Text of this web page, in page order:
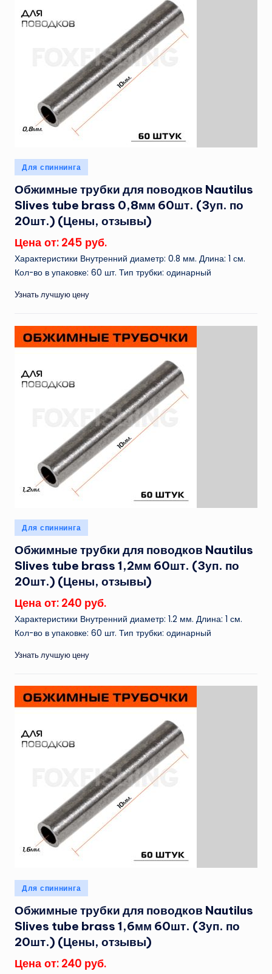
Опубликовано
в
Для спиннинга
Обжимные трубки для поводков Nautilus
Slives tube brass 0,8мм 60шт. (3уп. по
20шт.) (Цены, отзывы)
Цена от: 245 руб.
Характеристики Внутренний диаметр: 0.8 мм. Длина: 1 см.
Кол-во в упаковке: 60 шт. Тип трубки: одинарный
Узнать лучшую цену
Опубликовано
в
Для спиннинга
Обжимные трубки для поводков Nautilus
Slives tube brass 1,2мм 60шт. (3уп. по
20шт.) (Цены, отзывы)
Цена от: 240 руб.
Характеристики Внутренний диаметр: 1.2 мм. Длина: 1 см.
Кол-во в упаковке: 60 шт. Тип трубки: одинарный
Узнать лучшую цену
Опубликовано
в
Для спиннинга
Обжимные трубки для поводков Nautilus
Slives tube brass 1,6мм 60шт. (3уп. по
20шт.) (Цены, отзывы)
Цена от: 240 руб.